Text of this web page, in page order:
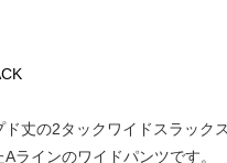
丈の2タックワイドスラックス
ラインのワイドパンツです。